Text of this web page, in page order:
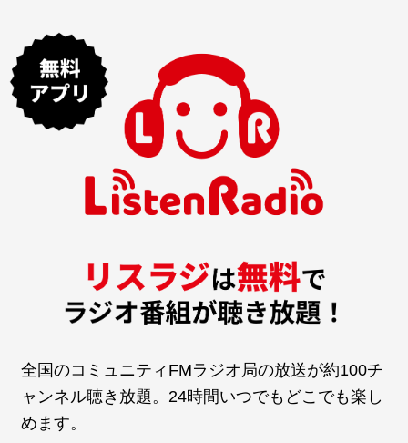
全国のコミュニティFMラジオ局の放送が約100チ
ャンネル聴き放題。24時間いつでもどこでも楽し
めます。